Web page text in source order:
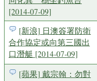
[2014-07-09]
[新浪] 日澳簽署防衛
合作協定或向第三國出
口潛艇 [2014-07-09]
[蘋果] 戴宗翰：勿對